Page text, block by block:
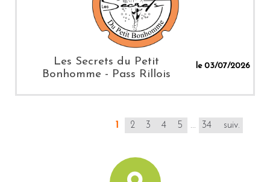
Les Secrets du Petit
Bonhomme - Pass Rillois
le 03/07/2026
1 2 3 4 5 ... 34 suiv.